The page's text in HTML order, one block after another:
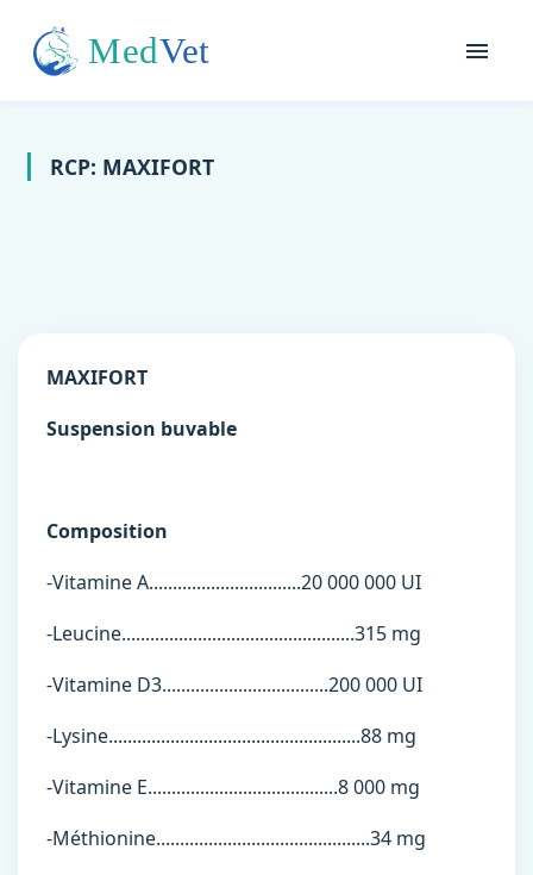
RCP: MAXIFORT
MAXIFORT
Suspension buvable
Composition
-Vitamine A................................20 000 000 UI
-Leucine.................................................315 mg
-Vitamine D3...................................200 000 UI
-Lysine.....................................................88 mg
-Vitamine E........................................8 000 mg
-Méthionine.............................................34 mg